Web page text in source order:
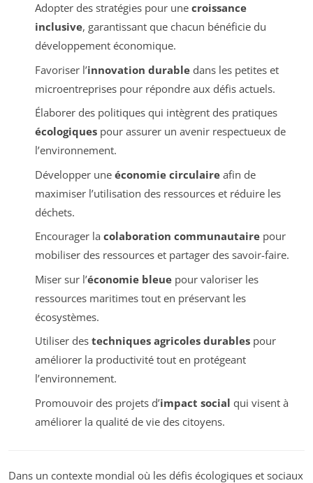
Adopter des stratégies pour une croissance
inclusive, garantissant que chacun bénéficie du
développement économique.
Favoriser l’innovation durabledans les petites et
microentreprises pour répondre aux défis actuels.
Élaborer des politiques qui intègrent des pratiques
écologiquespour assurer un avenir respectueux de
l’environnement.
Développer une économie circulaireafin de
maximiser l’utilisation des ressources et réduire les
déchets.
Encourager la colaboration communautairepour
mobiliser des ressources et partager des savoir-faire.
Miser sur l’économie bleuepour valoriser les
ressources maritimes tout en préservant les
écosystèmes.
Utiliser des techniques agricoles durablespour
améliorer la productivité tout en protégeant
l’environnement.
Promouvoir des projets d’impact social qui visent à
améliorer la qualité de vie des citoyens.
Dans un contexte mondial où les défis écologiques et sociaux